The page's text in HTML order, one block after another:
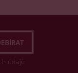
údajů